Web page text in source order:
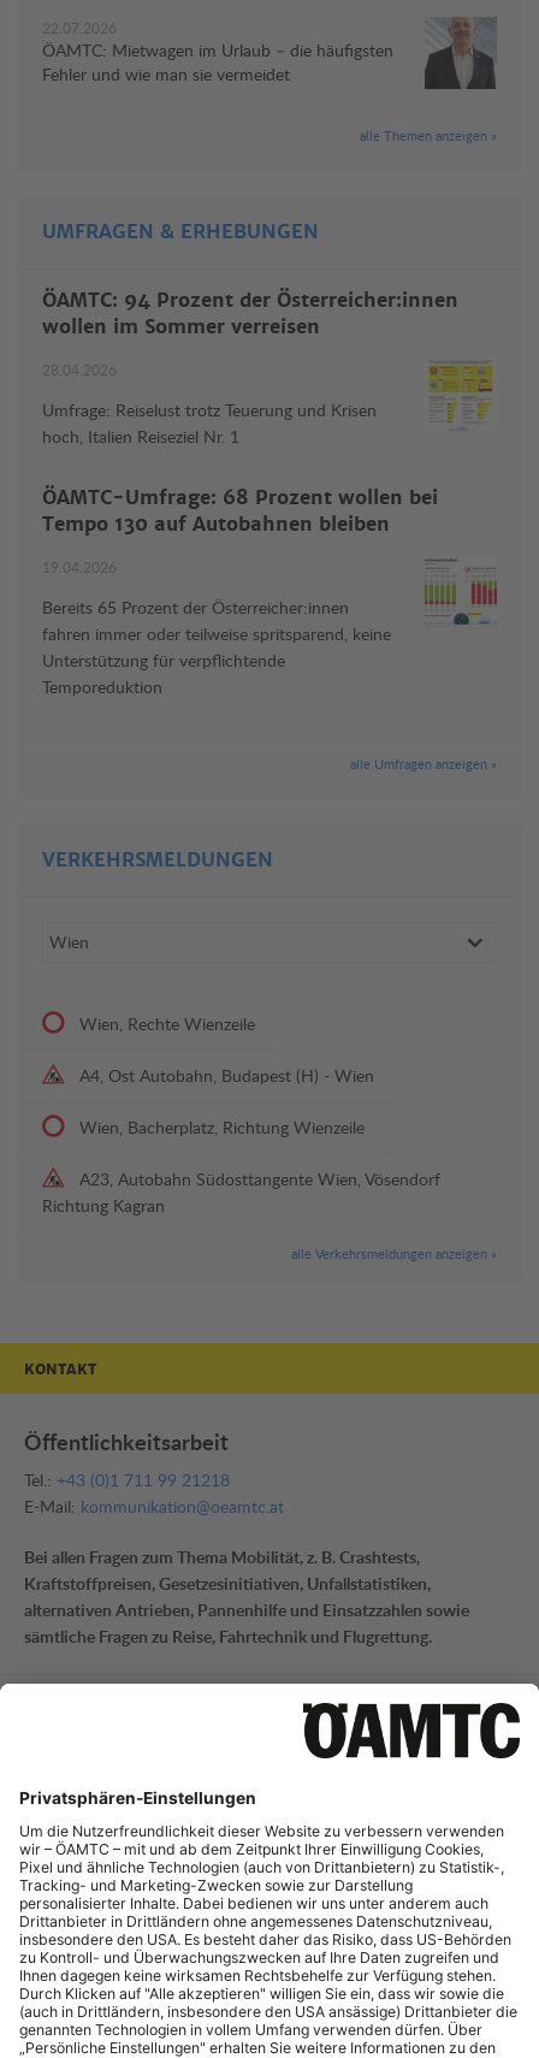
22.07.2026
ÖAMTC: Mietwagen im Urlaub – die häufigsten
Fehler und wie man sie vermeidet
alle Themen anzeigen »
UMFRAGEN & ERHEBUNGEN
ÖAMTC: 94 Prozent der Österreicher:innen
wollen im Sommer verreisen
28.04.2026
Umfrage: Reiselust trotz Teuerung und Krisen
hoch, Italien Reiseziel Nr. 1
ÖAMTC-Umfrage: 68 Prozent wollen bei
Tempo 130 auf Autobahnen bleiben
19.04.2026
Bereits 65 Prozent der Österreicher:innen
fahren immer oder teilweise spritsparend, keine
Unterstützung für verpflichtende
Temporeduktion
alle Umfragen anzeigen »
VERKEHRSMELDUNGEN
Wien, Rechte Wienzeile
A4, Ost Autobahn, Budapest (H) - Wien
Wien, Bacherplatz, Richtung Wienzeile
A23, Autobahn Südosttangente Wien, Vösendorf
Richtung Kagran
alle Verkehrsmeldungen anzeigen »
KONTAKT
Öffentlichkeitsarbeit
Tel.: +43 (0)1 711 99 21218
E-Mail: kommunikation@oeamtc.at
Bei allen Fragen zum Thema Mobilität, z. B. Crashtests,
Kraftstoffpreisen, Gesetzesinitiativen, Unfallstatistiken,
alternativen Antrieben, Pannenhilfe und Einsatzzahlen sowie
sämtliche Fragen zu Reise, Fahrtechnik und Flugrettung.
E-Mail:
mi-presse@oeamtc.at
Bei Fragen zur aktuellen Verkehrslage und Straßeninfrastruktur
sowie Telematik.
Portale